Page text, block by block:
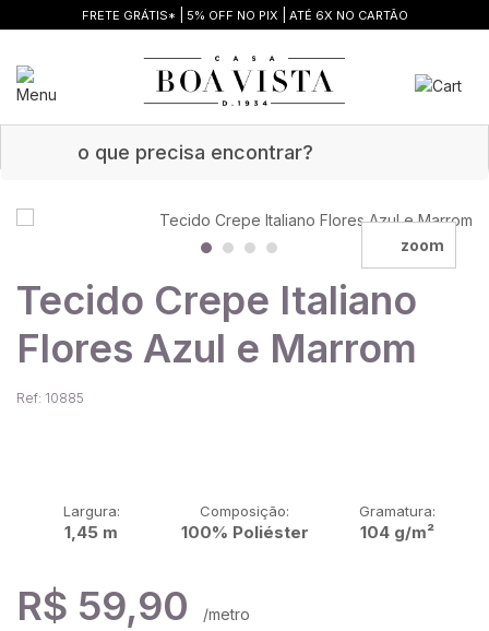
FRETE GRÁTIS* 5% OFF NO PIX ATÉ 6X NO CARTÃO
zoom
Tecido Crepe Italiano
Flores Azul e Marrom
Ref: 10885
Largura:
1,45 m
Composição:
100% Poliéster
Gramatura:
104 g/m²
R$ 59,90 /metro